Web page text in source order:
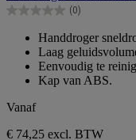
5
(0)
0.0
sterren.
Handdroger
Laag
Eenvoudig te
Kap van ABS.
Vanaf
€ 74,25 excl. BTW